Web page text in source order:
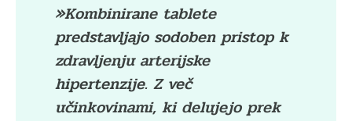
»Kombinirane tablete
predstavljajo sodoben pristop k
zdravljenju arterijske
hipertenzije. Z več
učinkovinami, ki delujejo prek